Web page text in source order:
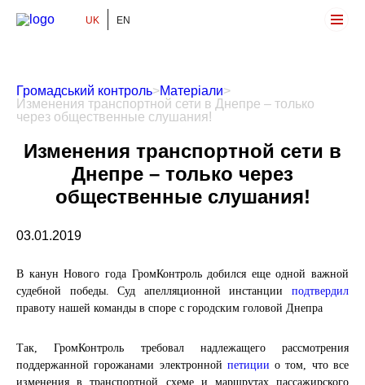
Громадський Контроль
UK EN
Громадський контроль>Матеріали>
Изменения транспортной сети в Днепре – только
через общественные слушания!
Изменения транспортной сети в
Днепре – только через
общественные слушания!
03.01.2019
В канун Нового года ГромКонтроль добился еще одной важной
судебной победы. Суд апелляционной инстанции подтвердил
правоту нашей команды в споре с городским головой Днепра
Так, ГромКонтроль требовал надлежащего рассмотрения
поддержанной горожанами электронной петициио том, что все
изменения в транспортной схеме и маршрутах пассажирского